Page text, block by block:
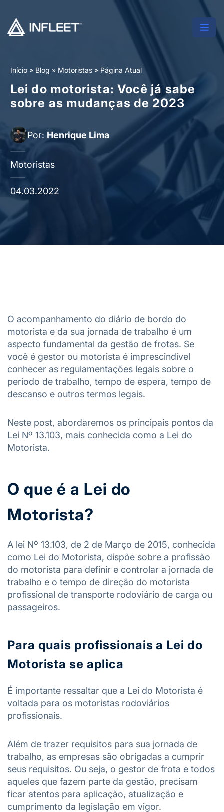
Início » Blog » Motoristas » Página Atual
Lei do motorista: Você já sabe
sobre as mudanças de 2023
Por: Henrique Lima
Motoristas
04.03.2022
O acompanhamento do diário de bordo do
motorista e da sua jornada de trabalho é um
aspecto fundamental da gestão de frotas. Se
você é gestor ou motorista é imprescindível
conhecer as regulamentações legais sobre o
período de trabalho, tempo de espera, tempo de
descanso e outros termos legais.
Neste post, abordaremos os principais pontos da
Lei Nº 13.103, mais conhecida como a Lei do
Motorista.
O que é a Lei do
Motorista?
A lei Nº 13.103, de 2 de Março de 2015, conhecida
como Lei do Motorista, dispõe sobre a profissão
do motorista para definir e controlar a jornada de
trabalho e o tempo de direção do motorista
profissional de transporte rodoviário de carga ou
passageiros.
Para quais profissionais a Lei do
Motorista se aplica
É importante ressaltar que a Lei do Motorista é
voltada para os motoristas rodoviários
profissionais.
Além de trazer requisitos para sua jornada de
trabalho, as empresas são obrigadas a cumprir
seus requisitos. Ou seja, o gestor de frota e todos
aqueles que fazem parte da gestão, precisam
ficar atentos para aplicação, atualização e
cumprimento da legislação em vigor.